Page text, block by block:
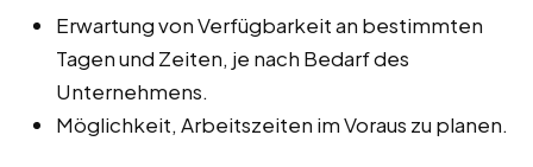
Erwartung von Verfügbarkeit an bestimmten
Tagen und Zeiten, je nach Bedarf des
Unternehmens.
Möglichkeit, Arbeitszeiten im Voraus zu planen.